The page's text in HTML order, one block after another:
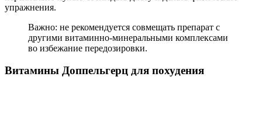
упражнения.
Важно: не рекомендуется совмещать препарат с
другими витаминно-минеральными комплексами
во избежание передозировки.
Витамины Доппельгерц для похудения